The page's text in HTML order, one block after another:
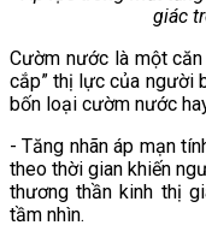
giác
Cườm nước là một
cắp” thị lực của người
bốn loại cườm nước
- Tăng nhãn áp mạn
theo thời gian khiến
thương thần kinh thị
tầm nhìn.